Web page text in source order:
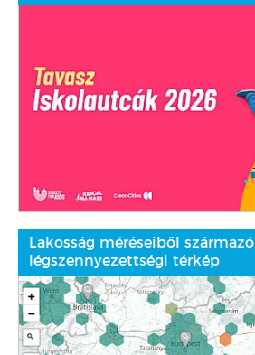
Lakosság méréseiből származó
légszennyezettségi térkép